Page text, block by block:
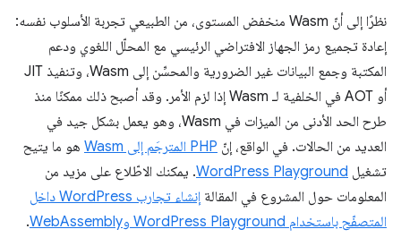
نظرًا إلى أنّ Wasm منخفض المستوى، من الطبيعي تجربة الأسلوب نفسه:
إعادة تجميع رمز الجهاز الافتراضي الرئيسي مع المحلّل اللغوي ودعم
المكتبة وجمع البيانات غير الضرورية والمحسِّن إلى Wasm، وتنفيذ JIT
أو AOT في الخلفية لـ Wasm إذا لزم الأمر. وقد أصبح ذلك ممكنًا منذ
طرح الحد الأدنى من الميزات في Wasm، وهو يعمل بشكل جيد في
العديد من الحالات. في الواقع، إنّ PHP المترجَم إلى Wasm
هو ما يتيح
تشغيل WordPress Playground. يمكنك الاطّلاع على مزيد من
المعلومات حول المشروع في المقالة
إنشاء تجارب WordPress داخل
المتصفّح باستخدام WordPress Playground وWebAssembly
.